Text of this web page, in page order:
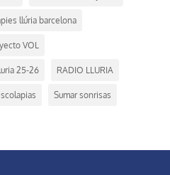
llúria barcelona
VOL
25-26 RADIO LLURIA
Sumar sonrisas